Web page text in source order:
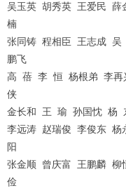
吴玉英 胡秀英 王爱民 薛
楠
张同铸 程相臣 王志成 吴
鹏飞
高 蓓 李 恒 杨根弟 李再
侠
金长和
王 瑜 孙国忱 杨
李远涛 赵瑞俊 李俊东 杨
阳
张金顺
曾庆富 王鹏麟 柳
俭